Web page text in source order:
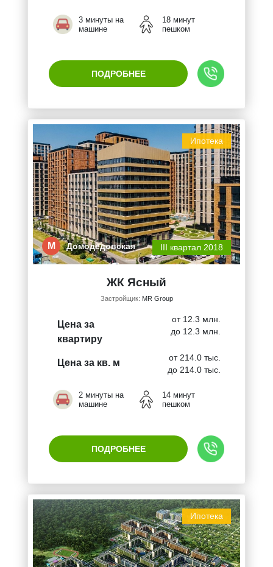
3 минуты на
машине
18 минут
пешком
ПОДРОБНЕЕ
Ипотека
М Домодедовская III квартал 2018
ЖК Ясный
Застройщик: MR Group
Цена за
квартиру
от 12.3 млн.
до 12.3 млн.
Цена за кв. м
от 214.0 тыс.
до 214.0 тыс.
2 минуты на
машине
14 минут
пешком
ПОДРОБНЕЕ
Ипотека